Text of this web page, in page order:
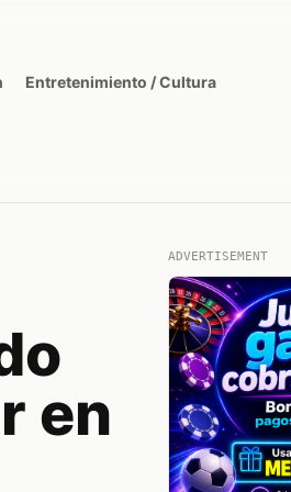
Entretenimiento / Cultura
en
ADVERTISEMENT